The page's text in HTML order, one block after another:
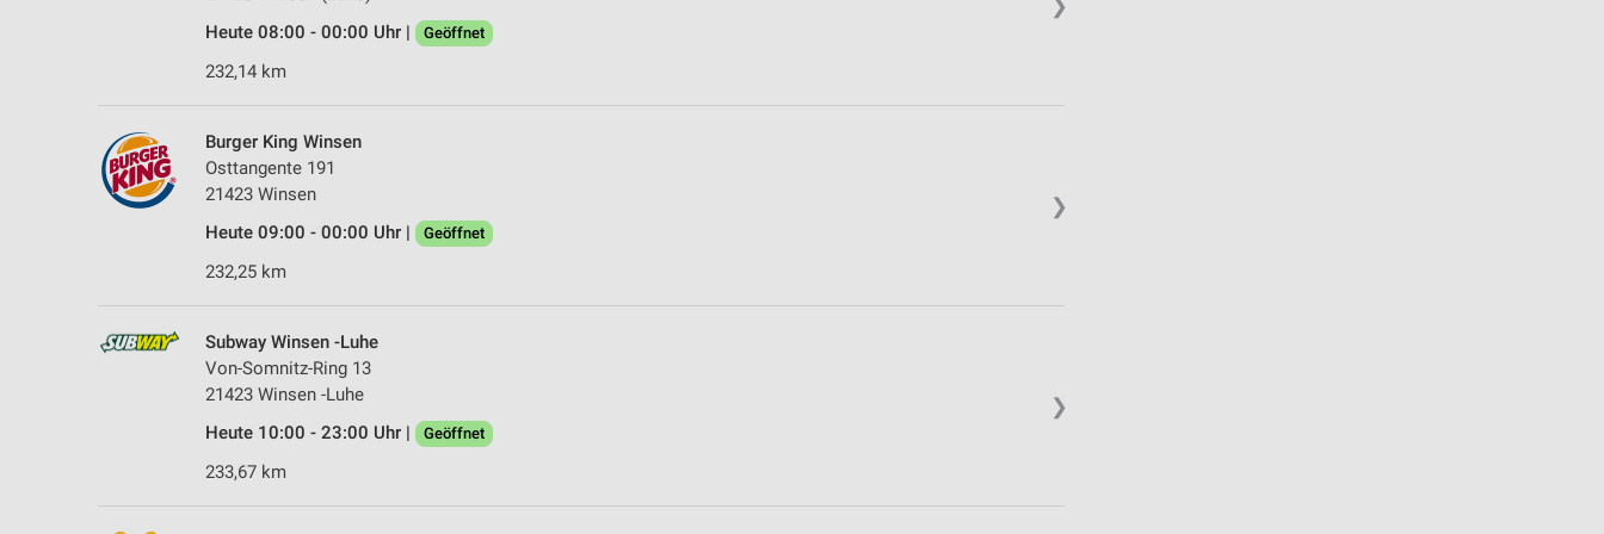
❯
Heute 08:00 - 00:00 Uhr |
Geöffnet
232,14 km
❯
Burger King Winsen
Osttangente 191
21423 Winsen
Heute 09:00 - 00:00 Uhr |
Geöffnet
232,25 km
❯
Subway Winsen -Luhe
Von-Somnitz-Ring 13
21423 Winsen -Luhe
Heute 10:00 - 23:00 Uhr |
Geöffnet
233,67 km